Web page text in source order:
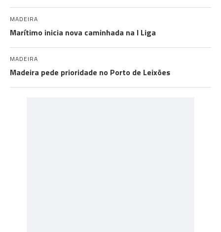
MADEIRA
Marítimo inicia nova caminhada na I Liga
MADEIRA
Madeira pede prioridade no Porto de Leixões